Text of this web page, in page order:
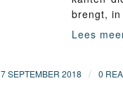
brengt,
Lees
7 SEPTEMBER 2018 / 0